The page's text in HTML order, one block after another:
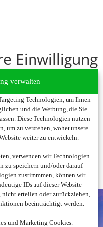
verwalten
Technologien, um Ihnen
und die Werbung, die Sie
Diese Technologien nutzen
um zu verstehen, woher unsere
weiter zu entwickeln.
verwenden wir Technologien
zu speichern und/oder darauf
zustimmmen, können wir
IDs auf dieser Website
erteilen oder zurückziehen,
beeinträchtigt werden.
und Marketing Cookies.
Einwilligung
Sie bitte die Cookies.
Daten verarbeitet.